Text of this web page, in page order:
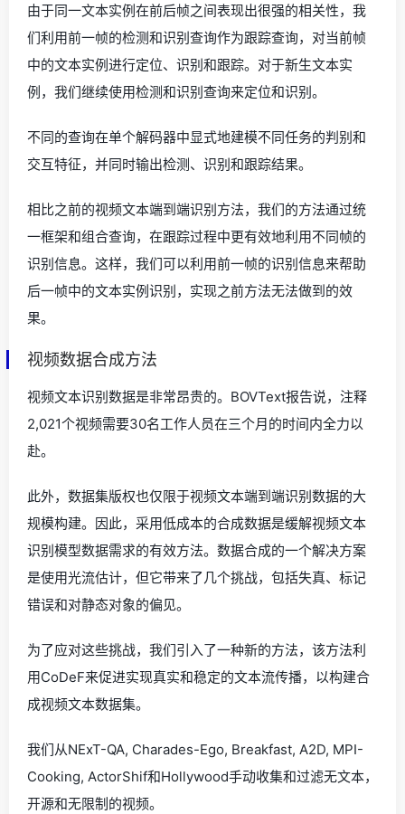
由于同一文本实例在前后帧之间表现出很强的相关性，我
们利用前一帧的检测和识别查询作为跟踪查询，对当前帧
中的文本实例进行定位、识别和跟踪。对于新生文本实
例，我们继续使用检测和识别查询来定位和识别。
不同的查询在单个解码器中显式地建模不同任务的判别和
交互特征，并同时输出检测、识别和跟踪结果。
相比之前的视频文本端到端识别方法，我们的方法通过统
一框架和组合查询，在跟踪过程中更有效地利用不同帧的
识别信息。这样，我们可以利用前一帧的识别信息来帮助
后一帧中的文本实例识别，实现之前方法无法做到的效
果。
视频数据合成方法
视频文本识别数据是非常昂贵的。BOVText报告说，注释
2,021个视频需要30名工作人员在三个月的时间内全力以
赴。
此外，数据集版权也仅限于视频文本端到端识别数据的大
规模构建。因此，采用低成本的合成数据是缓解视频文本
识别模型数据需求的有效方法。数据合成的一个解决方案
是使用光流估计，但它带来了几个挑战，包括失真、标记
错误和对静态对象的偏见。
为了应对这些挑战，我们引入了一种新的方法，该方法利
用CoDeF来促进实现真实和稳定的文本流传播，以构建合
成视频文本数据集。
我们从NExT-QA, Charades-Ego, Breakfast, A2D, MPI-
Cooking, ActorShif和Hollywood手动收集和过滤无文本，
开源和无限制的视频。